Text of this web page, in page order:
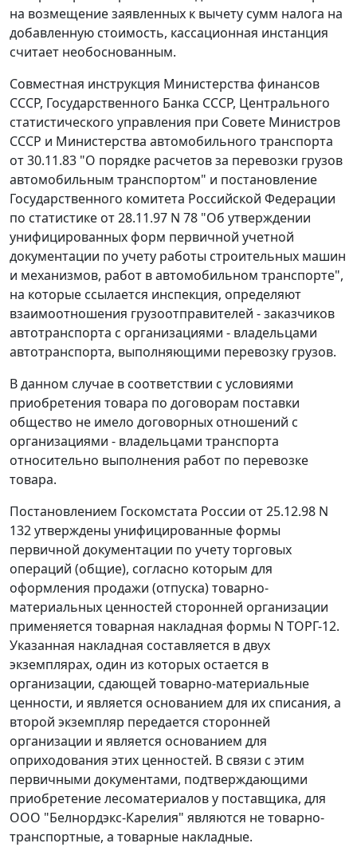
на возмещение заявленных к вычету сумм налога на
добавленную стоимость, кассационная инстанция
считает необоснованным.
Совместная инструкция Министерства финансов
СССР, Государственного Банка СССР, Центрального
статистического управления при Совете Министров
СССР и Министерства автомобильного транспорта
от 30.11.83 "О порядке расчетов за перевозки грузов
автомобильным транспортом" и постановление
Государственного комитета Российской Федерации
по статистике от 28.11.97 N 78 "Об утверждении
унифицированных форм первичной учетной
документации по учету работы строительных машин
и механизмов, работ в автомобильном транспорте",
на которые ссылается инспекция, определяют
взаимоотношения грузоотправителей - заказчиков
автотранспорта с организациями - владельцами
автотранспорта, выполняющими перевозку грузов.
В данном случае в соответствии с условиями
приобретения товара по договорам поставки
общество не имело договорных отношений с
организациями - владельцами транспорта
относительно выполнения работ по перевозке
товара.
Постановлением Госкомстата России от 25.12.98 N
132утверждены унифицированные формы
первичной документации по учету торговых
операций (общие), согласно которым для
оформления продажи (отпуска) товарно-
материальных ценностей сторонней организации
применяется товарная накладная формы N ТОРГ-12.
Указанная накладная составляется в двух
экземплярах, один из которых остается в
организации, сдающей товарно-материальные
ценности, и является основанием для их списания, а
второй экземпляр передается сторонней
организации и является основанием для
оприходования этих ценностей. В связи с этим
первичными документами, подтверждающими
приобретение лесоматериалов у поставщика, для
ООО "Белнордэкс-Карелия" являются не товарно-
транспортные, а товарные накладные.